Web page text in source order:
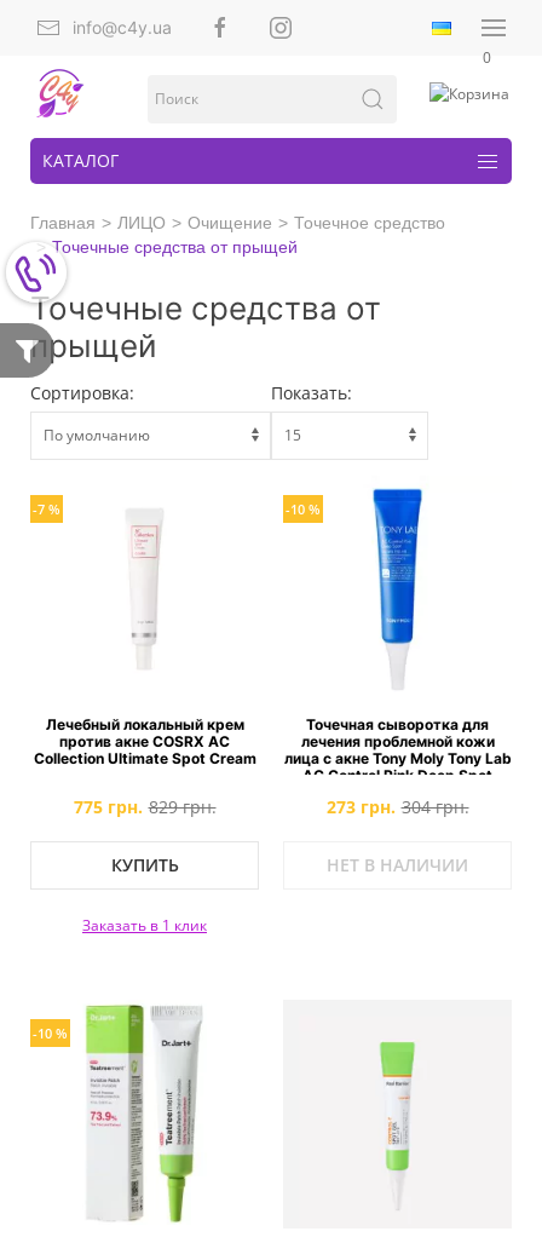
info@c4y.ua
0
КАТАЛОГ
Главная ЛИЦО Очищение
Точечное средство
Точечные средства от прыщей
Точечные средства от
прыщей
Сортировка: Показать:
-7 %
Лечебный локальный крем
против акне COSRX AC
Collection Ultimate Spot Cream
775 грн. 829 грн.
КУПИТЬ
Заказать в 1 клик
-10 %
Точечная сыворотка для
лечения проблемной кожи
лица с акне Tony Moly Tony Lab
AC Control Pink Deep Spot
273 грн. 304 грн.
НЕТ В НАЛИЧИИ
-10 %